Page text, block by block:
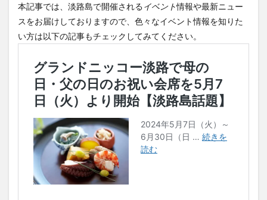
本記事では、淡路島で開催されるイベント情報や最新ニュー
スをお届けしておりますので、色々なイベント情報を知りた
い方は以下の記事もチェックしてみてください。